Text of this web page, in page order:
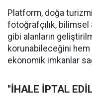
Platform, doğa
fotoğrafçılık,
gibi alanların
korunabileceğini
ekonomik imkanlar
"İHALE İPTAL